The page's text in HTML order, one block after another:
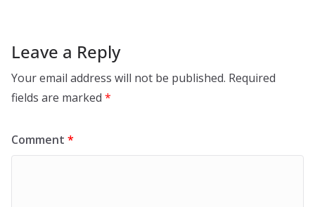
Leave a Reply
Your email address will not be published. Required
fields are marked *
Comment *